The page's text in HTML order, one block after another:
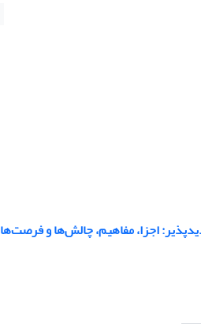
اجزا، مفاهیم، چالش‌ها و فرصت‌ها